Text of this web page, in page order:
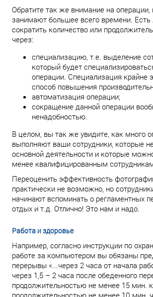
Обратите так же внимание на операции,
занимают большее всего времени.
сократить количество или
через:
специализацию, т.е. выделение
который будет
операции. Специализация крайне
способ повышения
автоматизация операции;
сокращение данной операции
ненадобностью.
В целом, вы так же увидите, как много
выполняют ваши сотрудники, которые
основной деятельности и которые
менее квалифицированным
Переоценить эффективность
практически не возможно, но
начинают вспоминать о регламентных
отдых и т.д. Отлично! Это нам и надо.
Работа и здоровье
Например, согласно инструкции по
работе за компьютером вы обязаны
перерывы «...через 2 часа от начала
через 1,5 – 2 часа после обеденного
продолжительностью не менее 15 мин.
продолжительностью не менее 10 мин.